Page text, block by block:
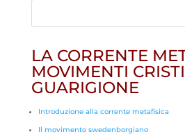
LA CORRENTE
MOVIMENTI
GUARIGIONE
Introduzione alla corrente metafisica
Il movimento swedenborgiano